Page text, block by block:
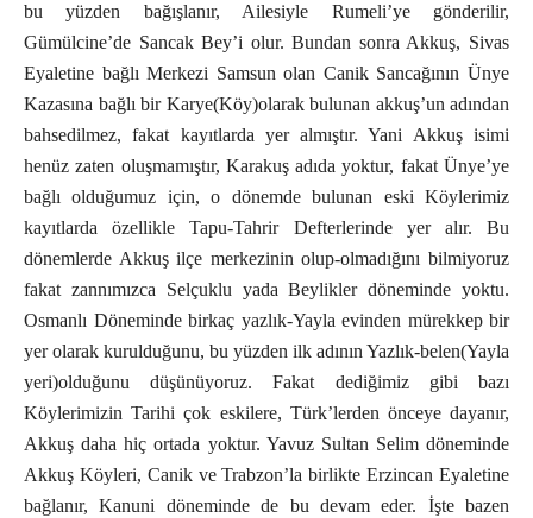
bu yüzden bağışlanır, Ailesiyle Rumeli’ye gönderilir,
Gümülcine’de Sancak Bey’i olur. Bundan sonra Akkuş, Sivas
Eyaletine bağlı Merkezi Samsun olan Canik Sancağının Ünye
Kazasına bağlı bir Karye(Köy)olarak bulunan akkuş’un adından
bahsedilmez, fakat kayıtlarda yer almıştır. Yani Akkuş isimi
henüz zaten oluşmamıştır, Karakuş adıda yoktur, fakat Ünye’ye
bağlı olduğumuz için, o dönemde bulunan eski Köylerimiz
kayıtlarda özellikle Tapu-Tahrir Defterlerinde yer alır. Bu
dönemlerde Akkuş ilçe merkezinin olup-olmadığını bilmiyoruz
fakat zannımızca Selçuklu yada Beylikler döneminde yoktu.
Osmanlı Döneminde birkaç yazlık-Yayla evinden mürekkep bir
yer olarak kurulduğunu, bu yüzden ilk adının Yazlık-belen(Yayla
yeri)olduğunu düşünüyoruz. Fakat dediğimiz gibi bazı
Köylerimizin Tarihi çok eskilere, Türk’lerden önceye dayanır,
Akkuş daha hiç ortada yoktur. Yavuz Sultan Selim döneminde
Akkuş Köyleri, Canik ve Trabzon’la birlikte Erzincan Eyaletine
bağlanır, Kanuni döneminde de bu devam eder. İşte bazen